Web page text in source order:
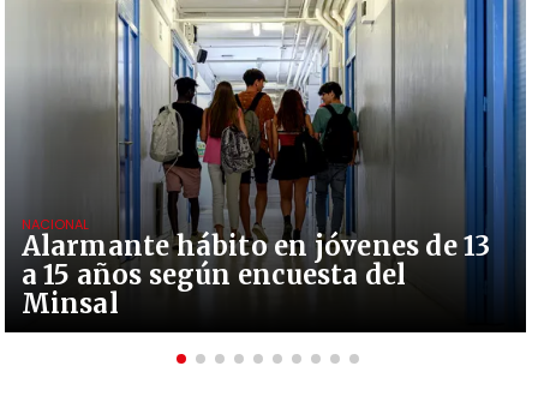
Alarmante hábito en jóvenes de 13
a 15 años según encuesta del
Minsal
NACIONAL